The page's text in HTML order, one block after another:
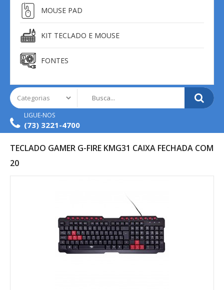
MOUSE PAD
KIT TECLADO E MOUSE
FONTES
LIGUE-NOS
(73) 3221-4700
TECLADO GAMER G-FIRE KMG31 CAIXA FECHADA COM
20